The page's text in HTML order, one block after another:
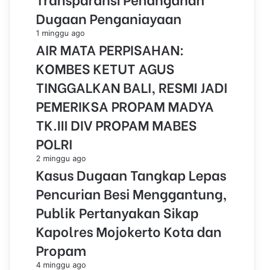
Dugaan Penganiayaan
1 minggu ago
AIR MATA PERPISAHAN:
KOMBES KETUT AGUS
TINGGALKAN BALI, RESMI JADI
PEMERIKSA PROPAM MADYA
TK.III DIV PROPAM MABES
POLRI
2 minggu ago
Kasus Dugaan Tangkap Lepas
Pencurian Besi Menggantung,
Publik Pertanyakan Sikap
Kapolres Mojokerto Kota dan
Propam
4 minggu ago